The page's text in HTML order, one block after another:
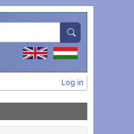
User
Log in